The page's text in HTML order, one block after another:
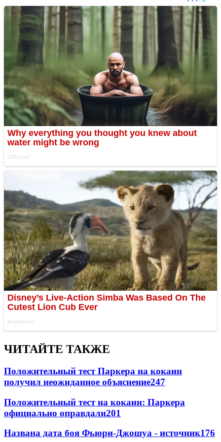
ЧИТАЙТЕ ТАКЖЕ
Положительный тест Паркера на кокаин
получил неожиданное объяснение247
Положительный тест на кокаин: Паркера
официально оправдали201
Названа дата боя Фьюри-Джошуа - источник176